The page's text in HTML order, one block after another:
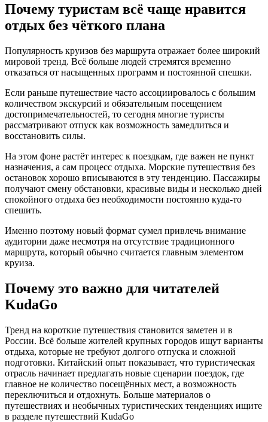
Почему туристам всё чаще нравится
отдых без чёткого плана
Популярность круизов без маршрута отражает более широкий
мировой тренд. Всё больше людей стремятся временно
отказаться от насыщенных программ и постоянной спешки.
Если раньше путешествие часто ассоциировалось с большим
количеством экскурсий и обязательным посещением
достопримечательностей, то сегодня многие туристы
рассматривают отпуск как возможность замедлиться и
восстановить силы.
На этом фоне растёт интерес к поездкам, где важен не пункт
назначения, а сам процесс отдыха. Морские путешествия без
остановок хорошо вписываются в эту тенденцию. Пассажиры
получают смену обстановки, красивые виды и несколько дней
спокойного отдыха без необходимости постоянно куда-то
спешить.
Именно поэтому новый формат сумел привлечь внимание
аудитории даже несмотря на отсутствие традиционного
маршрута, который обычно считается главным элементом
круиза.
Почему это важно для читателей
KudaGo
Тренд на короткие путешествия становится заметен и в
России. Всё больше жителей крупных городов ищут варианты
отдыха, которые не требуют долгого отпуска и сложной
подготовки. Китайский опыт показывает, что туристическая
отрасль начинает предлагать новые сценарии поездок, где
главное не количество посещённых мест, а возможность
переключиться и отдохнуть. Больше материалов о
путешествиях и необычных туристических тенденциях ищите
в разделе путешествий KudaGo